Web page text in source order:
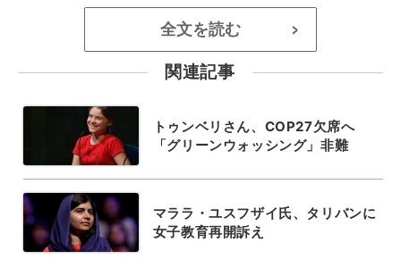
全文を読む >
関連記事
トゥンベリさん、COP27欠席へ
「グリーンウォッシング」非難
マララ・ユスフザイ氏、タリバンに
女子教育再開訴え